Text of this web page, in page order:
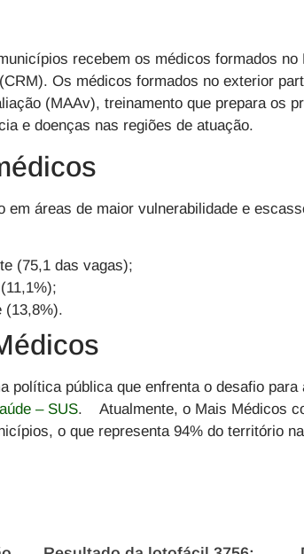
recebem os médicos formados
Os médicos formados no exterior
(MAAv), treinamento que prepara os
e doenças nas regiões de atuação.
em áreas de maior vulnerabilidade e
(75,1 das vagas);
(13,8%).
política pública que enfrenta o desafio
– SUS. Atualmente, o Mais Médicos
o que representa 94% do território